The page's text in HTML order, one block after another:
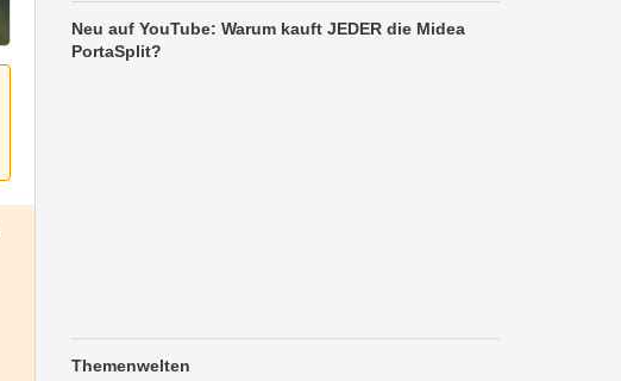
Neu auf YouTube: Warum kauft JEDER die Midea
PortaSplit?
Themenwelten